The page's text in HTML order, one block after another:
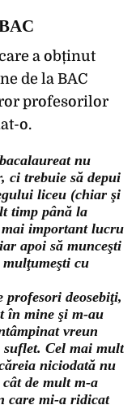
a obținut
de la BAC
profesorilor
o.
nu
ci trebuie să depui
liceu (chiar şi
timp până la
important lucru
apoi să munceşti
cu
deosebiţi,
în mine şi m-au
vreun
suflet. Cel mai mult
niciodată nu
de mult m-a
care mi-a ridicat